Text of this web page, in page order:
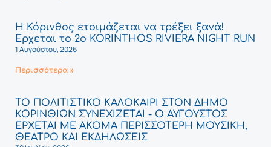
Η Κόρινθος ετοιμάζεται να τρέξει ξανά!
Έρχεται το 2ο KORINTHOS RIVIERA NIGHT RUN
1 Αυγούστου, 2026
Περισσότερα »
ΤΟ ΠΟΛΙΤΙΣΤΙΚΟ ΚΑΛΟΚΑΙΡΙ ΣΤΟΝ ΔΗΜΟ
ΚΟΡΙΝΘΙΩΝ ΣΥΝΕΧΙΖΕΤΑΙ - Ο ΑΥΓΟΥΣΤΟΣ
ΕΡΧΕΤΑΙ ΜΕ ΑΚΟΜΑ ΠΕΡΙΣΣΟΤΕΡΗ ΜΟΥΣΙΚΗ,
ΘΕΑΤΡΟ ΚΑΙ ΕΚΔΗΛΩΣΕΙΣ